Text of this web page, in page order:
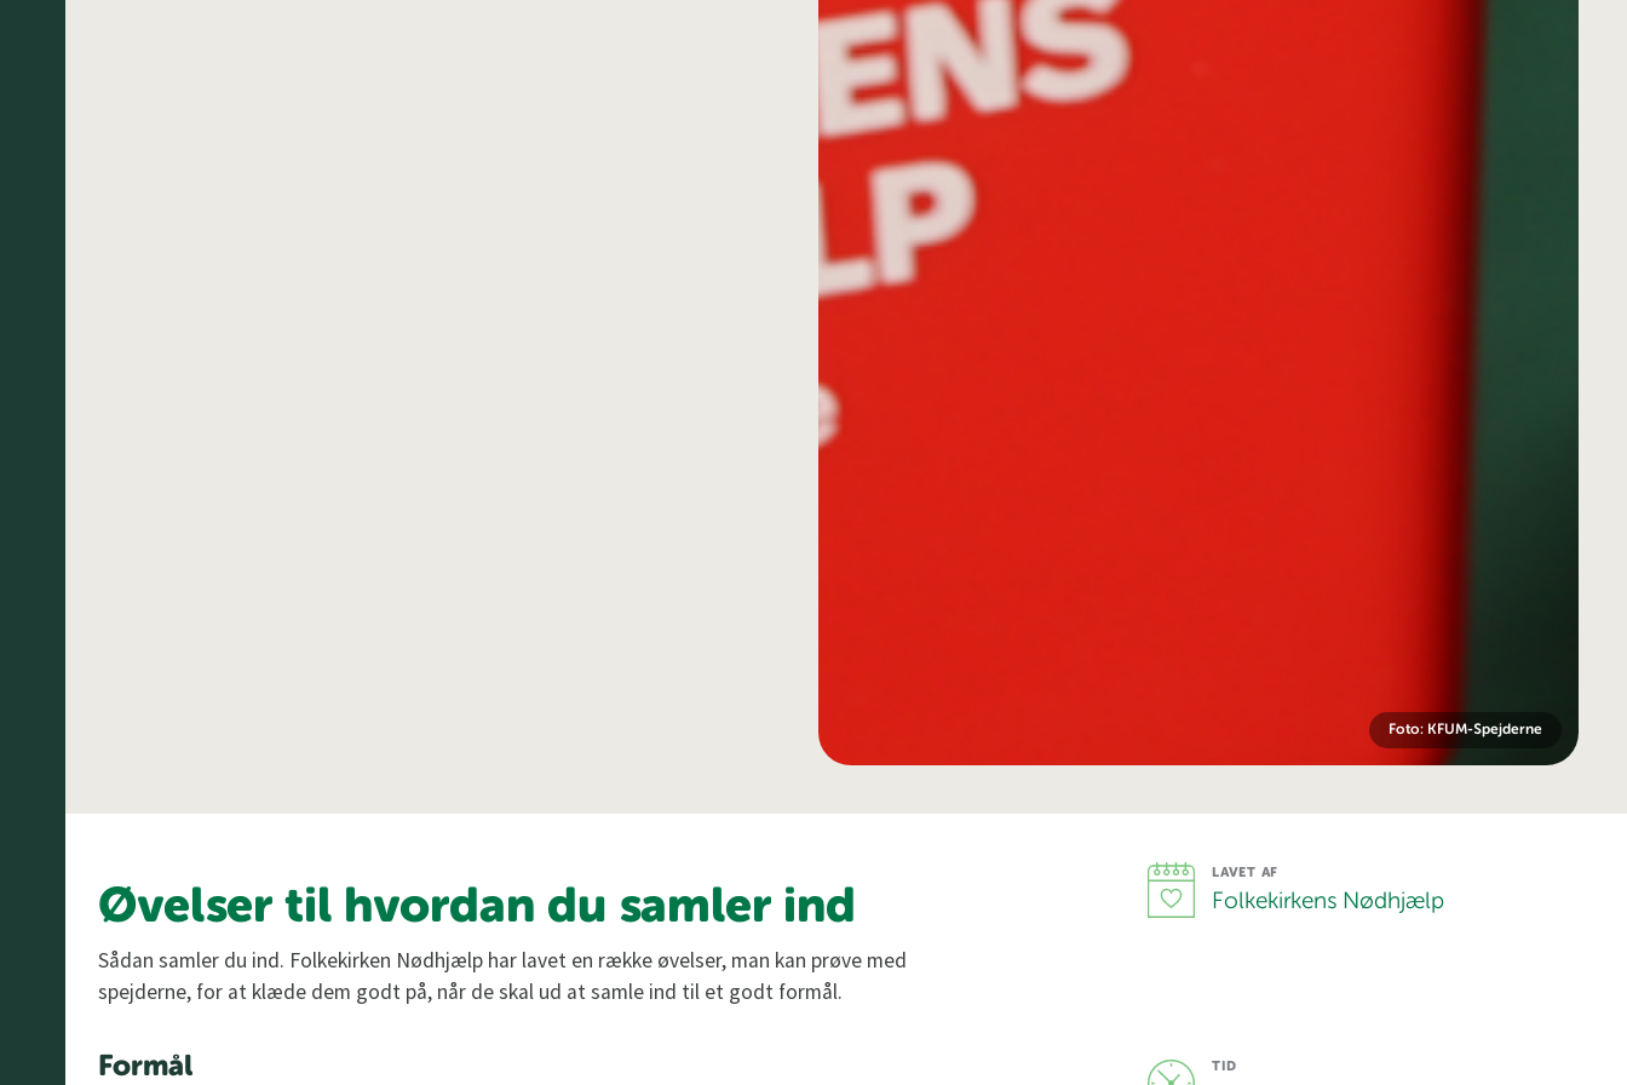
Foto: KFUM-Spejderne
Øvelser til hvordan du samler ind
Sådan samler du ind. Folkekirken Nødhjælp har lavet en række øvelser, man kan prøve med
spejderne, for at klæde dem godt på, når de skal ud at samle ind til et godt formål.
Formål
LAVET AF
Folkekirkens Nødhjælp
TID